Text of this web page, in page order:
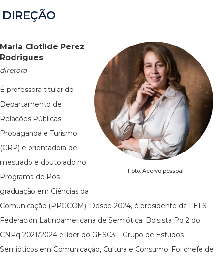
DIREÇÃO
Foto: Acervo pessoal
Maria Clotilde Perez
Rodrigues
diretora
É professora titular do
Departamento de
Relações Públicas,
Propaganda e Turismo
(CRP) e orientadora de
mestrado e doutorado no
Programa de Pós-
graduação em Ciências da
Comunicação (PPGCOM). Desde 2024, é presidente da FELS –
Federación Latinoamericana de Semiótica. Bolsista Pq 2 do
CNPq 2021/2024 e líder do GESC3 – Grupo de Estudos
Semióticos em Comunicação, Cultura e Consumo. Foi chefe de